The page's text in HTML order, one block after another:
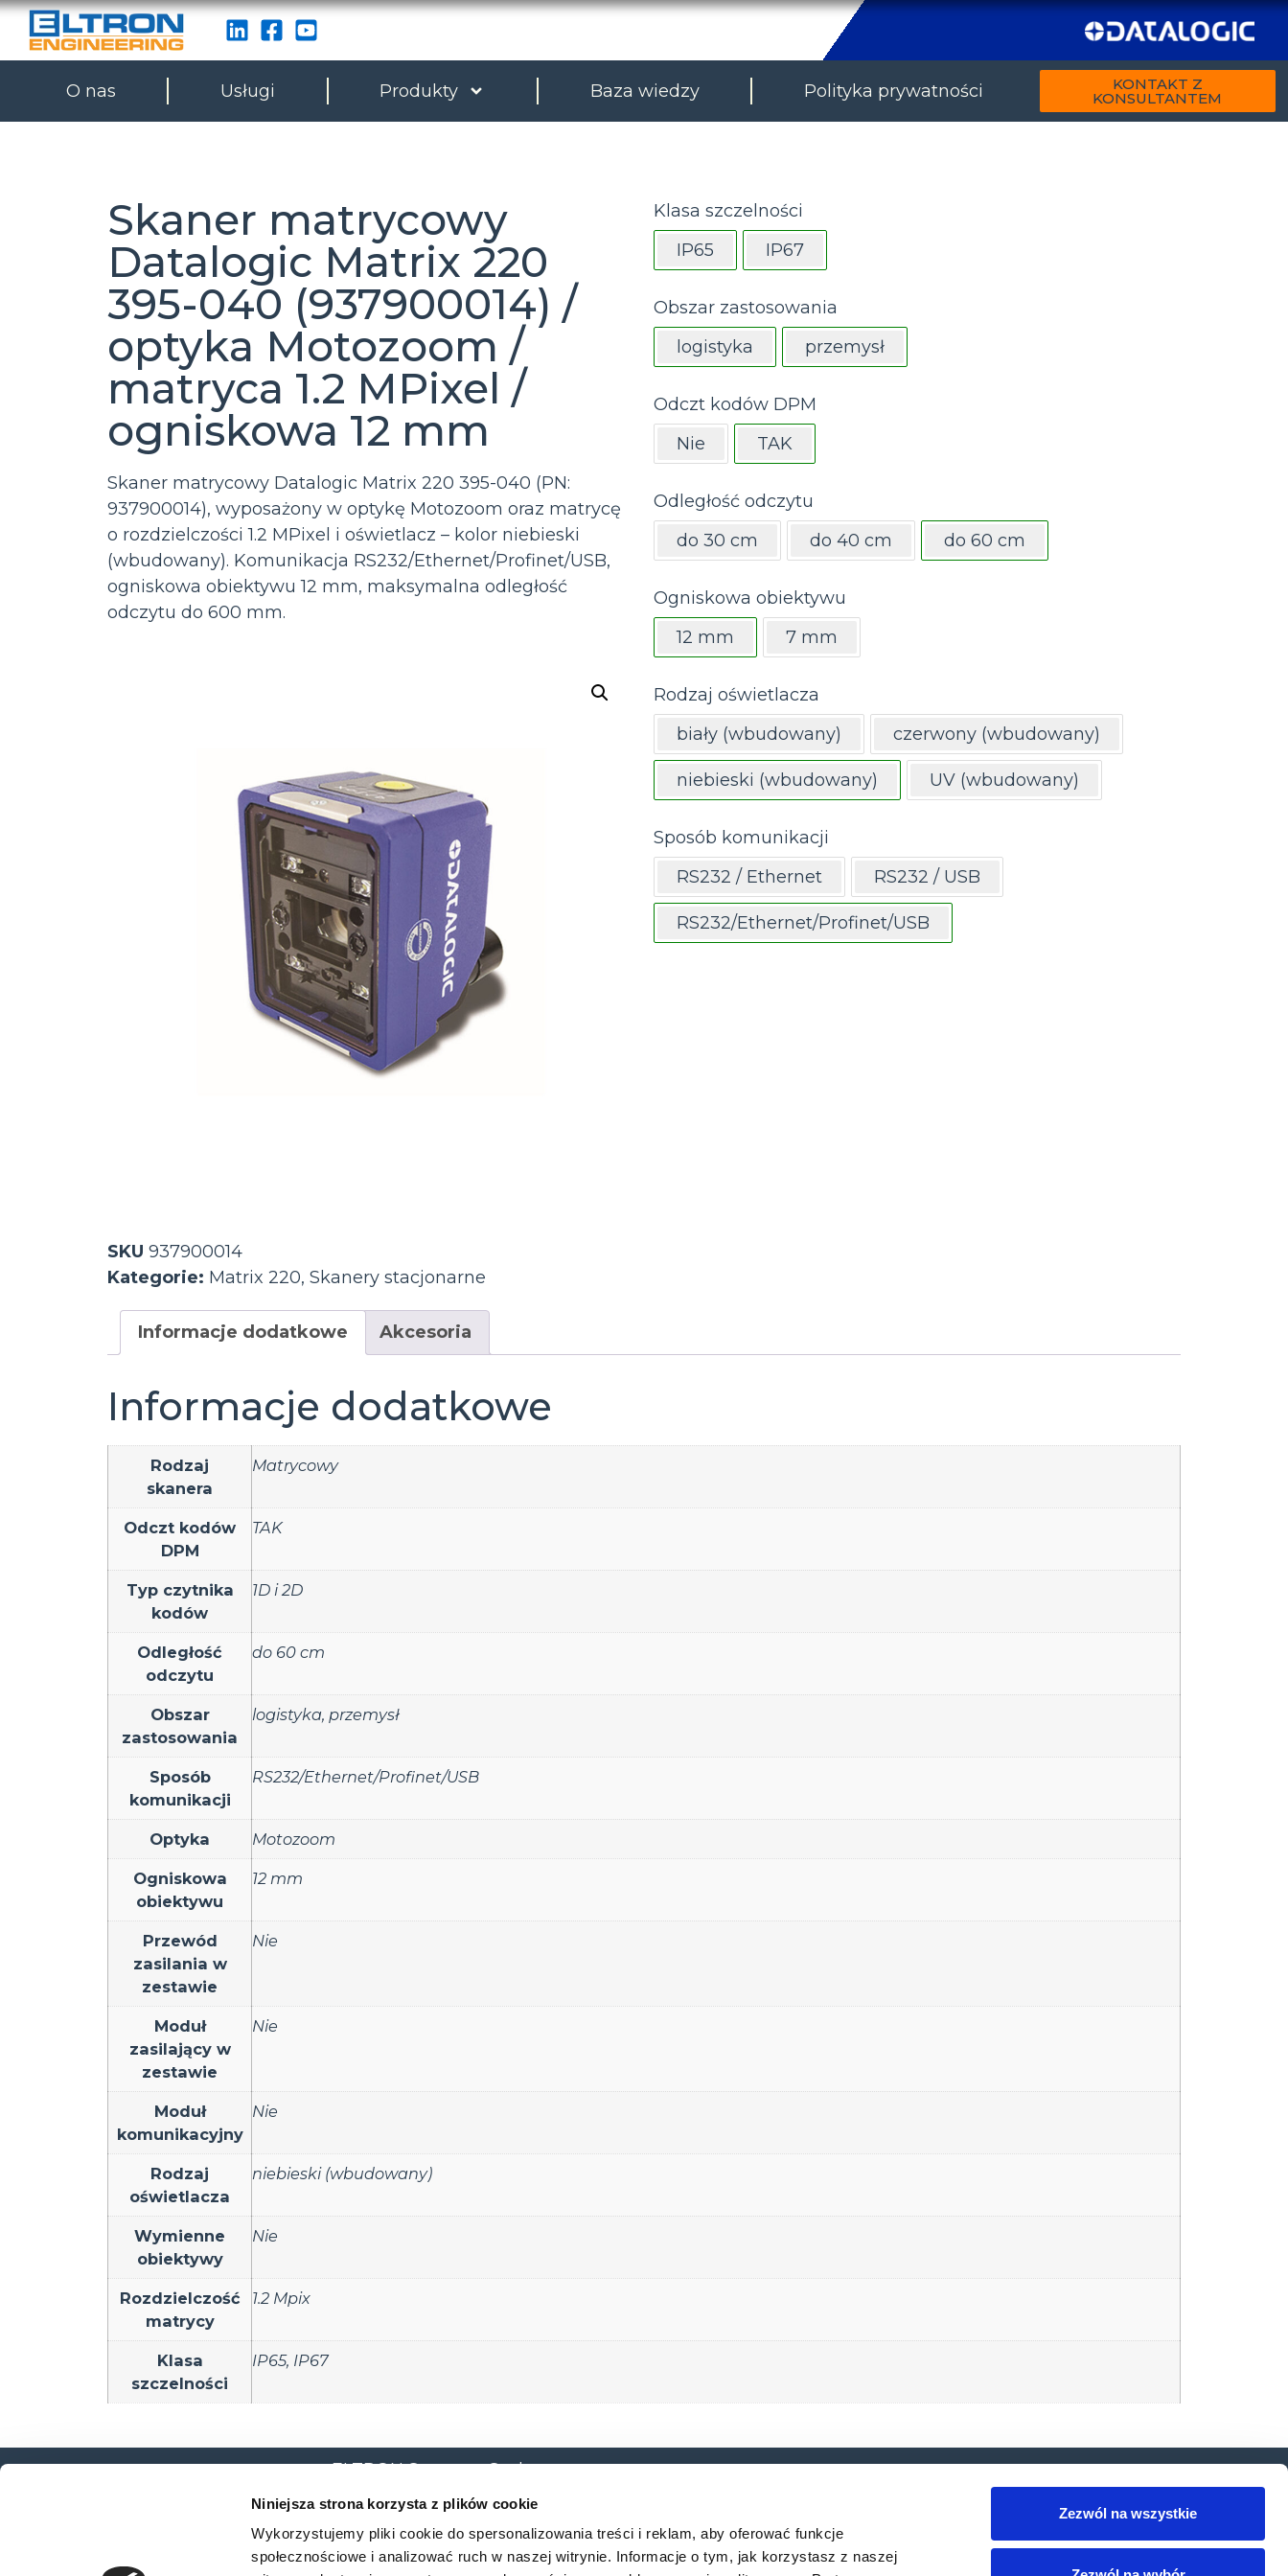
Niniejsza strona korzysta z plików cookie
Wykorzystujemy pliki cookie do spersonalizowania treści i reklam, aby oferować funkcje
społecznościowe i analizować ruch w naszej witrynie. Informacje o tym, jak korzystasz z naszej
Zezwól na wszystkie
O nas Usługi Produkty Baza wiedzy Polityka prywatności KONTAKT Z
KONSULTANTEM
Skaner matrycowy
Datalogic Matrix 220
395-040 (937900014) /
optyka Motozoom /
matryca 1.2 MPixel /
ogniskowa 12 mm
Skaner matrycowy Datalogic Matrix 220 395-040 (PN:
937900014), wyposażony w optykę Motozoom oraz matrycę
o rozdzielczości 1.2 MPixel i oświetlacz – kolor niebieski
(wbudowany). Komunikacja RS232/Ethernet/Profinet/USB,
ogniskowa obiektywu 12 mm, maksymalna odległość
odczytu do 600 mm.
SKU 937900014
Kategorie: Matrix 220, Skanery stacjonarne
Klasa szczelności
IP65
IP67
Obszar zastosowania
logistyka
przemysł
Odczt kodów DPM
Nie
TAK
Odległość odczytu
do 30 cm
do 40 cm do 60 cm
Ogniskowa obiektywu
12 mm
7 mm
Rodzaj oświetlacza
biały (wbudowany)
czerwony (wbudowany)
niebieski (wbudowany) UV (wbudowany)
Sposób komunikacji
RS232 / Ethernet
RS232 / USB
RS232/Ethernet/Profinet/USB
Informacje dodatkowe Akcesoria
Informacje dodatkowe
Rodzaj
skanera
Matrycowy
Odczt kodów
DPM
TAK
Typ czytnika
kodów
1D i 2D
Odległość
odczytu
do 60 cm
Obszar
zastosowania
logistyka, przemysł
Sposób
komunikacji
RS232/Ethernet/Profinet/USB
Optyka Motozoom
Ogniskowa
obiektywu
12 mm
Przewód
zasilania w
zestawie
Nie
Moduł
zasilający w
zestawie
Nie
Moduł
komunikacyjny
Nie
Rodzaj
oświetlacza
niebieski (wbudowany)
Wymienne
obiektywy
Nie
Rozdzielczość
matrycy
1.2 Mpix
Klasa
szczelności
IP65, IP67
ELTRON Sp. z o. o. Sp. k.
ul. Brodzka 10B
54-103 Wrocław
Produkty Datalogic Polityka prywatności